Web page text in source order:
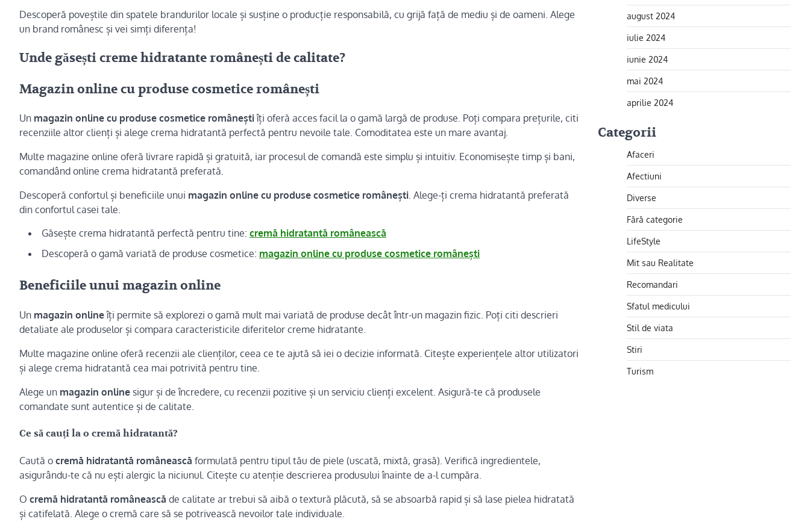
Descoperă poveștile din spatele brandurilor locale și susține o producție responsabilă, cu grijă față de mediu și de oameni. Alege
un brand românesc și vei simți diferența!
Unde găsești creme hidratante românești de calitate?
Magazin online cu produse cosmetice românești
Un magazin online cu produse cosmetice româneștiîți oferă acces facil la o gamă largă de produse. Poți compara prețurile, citi
recenziile altor clienți și alege crema hidratantă perfectă pentru nevoile tale. Comoditatea este un mare avantaj.
Multe magazine online oferă livrare rapidă și gratuită, iar procesul de comandă este simplu și intuitiv. Economisește timp și bani,
comandând online crema hidratantă preferată.
Descoperă confortul și beneficiile unui magazin online cu produse cosmetice românești. Alege-ți crema hidratantă preferată
din confortul casei tale.
Găsește crema hidratantă perfectă pentru tine: cremă hidratantă românească
Descoperă o gamă variată de produse cosmetice: magazin online cu produse cosmetice românești
Beneficiile unui magazin online
Un magazin onlineîți permite să explorezi o gamă mult mai variată de produse decât într-un magazin fizic. Poți citi descrieri
detaliate ale produselor și compara caracteristicile diferitelor creme hidratante.
Multe magazine online oferă recenzii ale clienților, ceea ce te ajută să iei o decizie informată. Citește experiențele altor utilizatori
și alege crema hidratantă cea mai potrivită pentru tine.
Alege un magazin online sigur și de încredere, cu recenzii pozitive și un serviciu clienți excelent. Asigură-te că produsele
comandate sunt autentice și de calitate.
Ce să cauți la o cremă hidratantă?
Caută o cremă hidratantă românească formulată pentru tipul tău de piele (uscată, mixtă, grasă). Verifică ingredientele,
asigurându-te că nu ești alergic la niciunul. Citește cu atenție descrierea produsului înainte de a-l cumpăra.
O cremă hidratantă românească de calitate ar trebui să aibă o textură plăcută, să se absoarbă rapid și să lase pielea hidratată
și catifelată. Alege o cremă care să se potrivească nevoilor tale individuale.
august 2024
iulie 2024
iunie 2024
mai 2024
aprilie 2024
Categorii
Afaceri
Afectiuni
Diverse
Fără categorie
LifeStyle
Mit sau Realitate
Recomandari
Sfatul medicului
Stil de viata
Stiri
Turism